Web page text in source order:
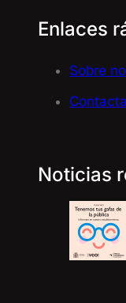
Enlaces
Sobre
Contacta
Noticias